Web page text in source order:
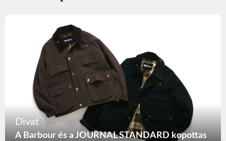
Divat
A Barbour és a JOURNAL STANDARD kopottas